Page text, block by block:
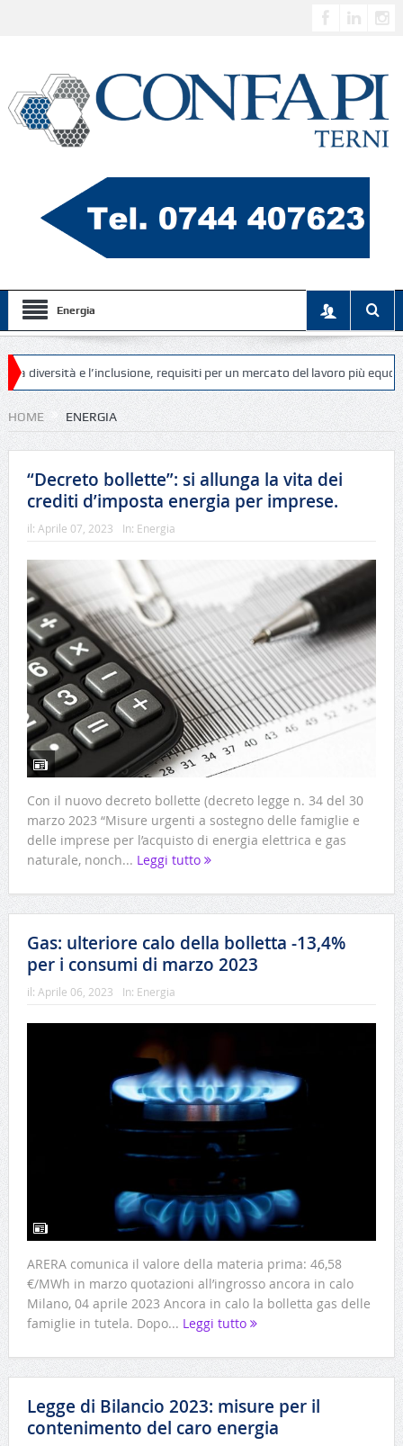
Energia
requisiti per un mercato del lavoro più equo, diversificato e
HOME ENERGIA
“Decreto bollette”: si allunga la vita dei
crediti d’imposta energia per imprese.
il: Aprile 07, 2023 In: Energia
Con il nuovo decreto bollette (decreto legge n. 34 del 30
marzo 2023 “Misure urgenti a sostegno delle famiglie e
delle imprese per l’acquisto di energia elettrica e gas
naturale, nonch... Leggi tutto
Gas: ulteriore calo della bolletta -13,4%
per i consumi di marzo 2023
il: Aprile 06, 2023 In: Energia
ARERA comunica il valore della materia prima: 46,58
€/MWh in marzo quotazioni all’ingrosso ancora in calo
Milano, 04 aprile 2023 Ancora in calo la bolletta gas delle
famiglie in tutela. Dopo... Leggi tutto
Legge di Bilancio 2023: misure per il
contenimento del caro energia